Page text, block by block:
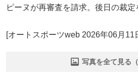
ピーヌが再審査を請求。後日の裁定
[オートスポーツweb 2026年06月11
写真を全て見る（